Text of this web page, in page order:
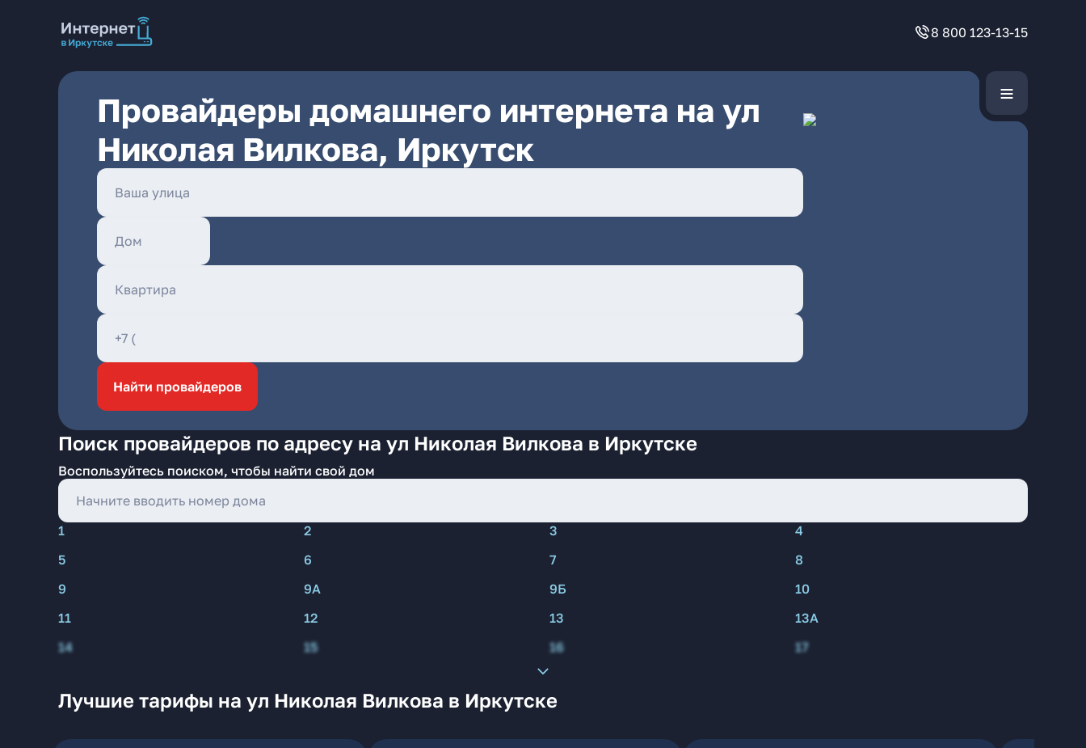
8 800 123-13-15
Провайдеры домашнего интернета на ул
Николая Вилкова, Иркутск
Найти провайдеров
Поиск провайдеров по адресу на ул Николая Вилкова в Иркутске
Воспользуйтесь поиском, чтобы найти свой дом
1 2 3
4
5
6 7
8
9
9А 9Б
10
11
12 13
13А
14
15 16 17
Лучшие тарифы на ул Николая Вилкова в Иркутске